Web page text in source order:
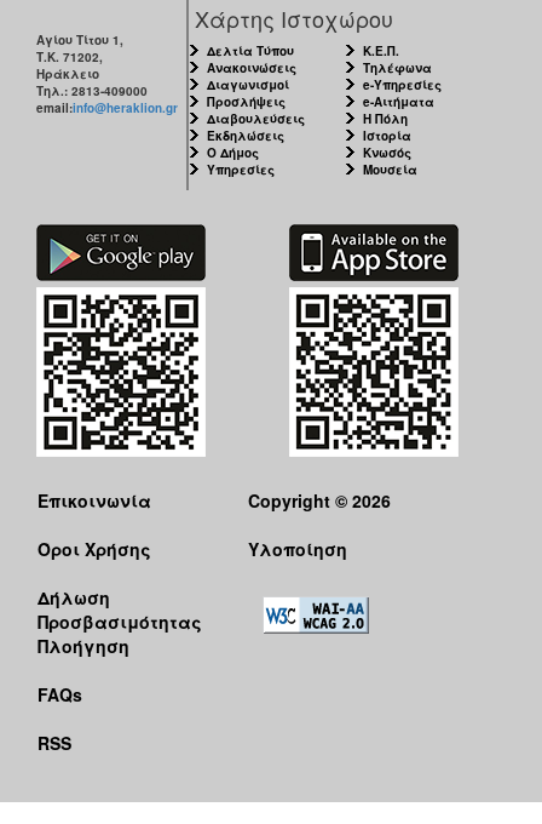
Αγίου Τίτου 1,
Τ.Κ. 71202,
Ηράκλειο
Τηλ.: 2813-409000
email:info@heraklion.gr
Χάρτης Ιστοχώρου
Δελτία Τύπου
Ανακοινώσεις
Διαγωνισμοί
Προσλήψεις
Διαβουλεύσεις
Εκδηλώσεις
Ο Δήμος
Υπηρεσίες
Κ.Ε.Π.
Τηλέφωνα
e-Υπηρεσίες
e-Αιτήματα
Η Πόλη
Ιστορία
Κνωσός
Μουσεία
Επικοινωνία
Όροι Χρήσης
Δήλωση
Προσβασιμότητας
Πλοήγηση
FAQs
RSS
Copyright © 2026
Υλοποίηση